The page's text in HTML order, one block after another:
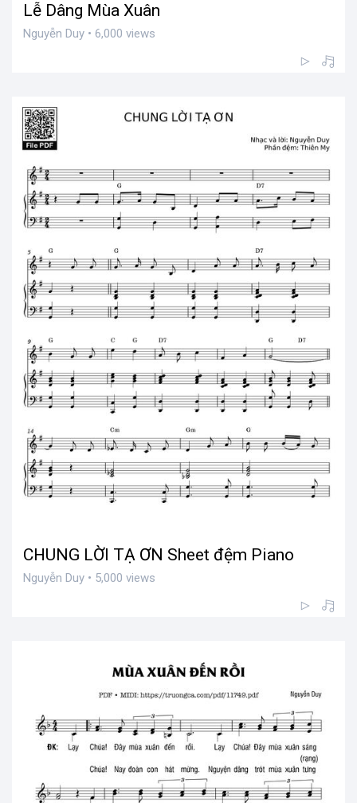
Lễ Dâng Mùa Xuân
Nguyễn Duy • 6,000 views
CHUNG LỜI TẠ ƠN Sheet đệm Piano
Nguyễn Duy • 5,000 views